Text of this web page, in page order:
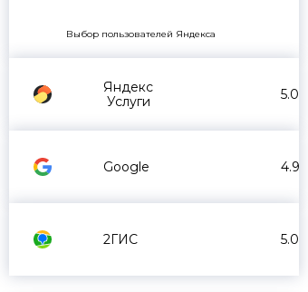
Выбор пользователей Яндекса
Яндекс
Услуги
5.0
Google 4.9
2ГИС 5.0